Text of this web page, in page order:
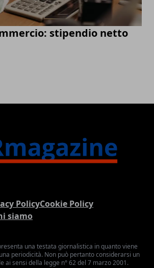
stipendio netto
PolicyCookie Policy
siamo
una testata giornalistica in quanto viene
periodicità. Non può pertanto considerarsi un
ai sensi della legge n° 62 del 7 marzo 2001.